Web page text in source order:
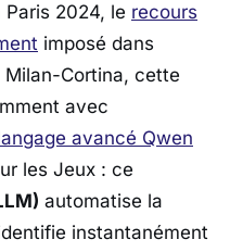
Paris 2024, le recours
imposé dans
Milan-Cortina, cette
avec
avancé Qwen
les Jeux : ce
automatise la
instantanément